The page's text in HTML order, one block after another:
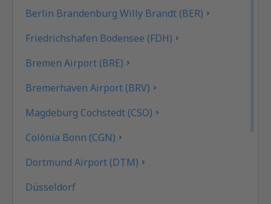
Berlin Brandenburg Willy Brandt (BER)
Friedrichshafen Bodensee (FDH)
Bremen Airport (BRE)
Bremerhaven Airport (BRV)
Magdeburg Cochstedt (CSO)
Colônia Bonn (CGN)
Dortmund Airport (DTM)
Düsseldorf